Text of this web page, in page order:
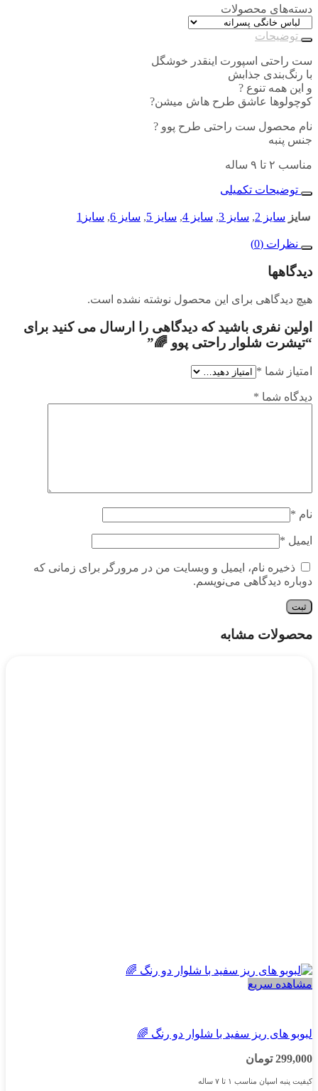
دسته‌های محصولات
توضیحات
ست راحتی اسپورت اینقدر خوشگل
با رنگ‌بندی جذابش
و این همه تنوع ?
کوچولوها عاشق طرح هاش میشن?
نام محصول ست راحتی طرح پوو ?
جنس پنبه
مناسب ۲ تا ۹ ساله
توضیحات تکمیلی
سایز سایز 2 , سایز 3 , سایز 4 , سایز 5 , سایز 6 , سایز1
نظرات (0)
دیدگاهها
هیچ دیدگاهی برای این محصول نوشته نشده است.
اولین نفری باشید که دیدگاهی را ارسال می کنید برای
“تیشرت شلوار راحتی پوو 🌈”
امتیاز شما *
دیدگاه شما *
نام *
ایمیل *
ذخیره نام، ایمیل و وبسایت من در مرورگر برای زمانی که
دوباره دیدگاهی می‌نویسم.
محصولات مشابه
مشاهده سریع
لبوبو های ریز سفید با شلوار دو رنگ 🌈
299,000 تومان
کیفیت پنبه اسپان مناسب ۱ تا ۷ ساله